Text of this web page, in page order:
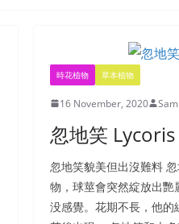
時花植物 草本植物
16 November, 2020
忽地笑
忽地笑貌美但出沒難料
物，球莖會突然綻放出
没感覺。花期不長，他